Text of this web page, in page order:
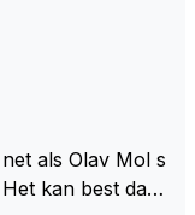
en ruimte creër
Om we
weer teru
zijn!
zo'n 75 miljo
deze wereld dit
hebben gemist.
kan best dat